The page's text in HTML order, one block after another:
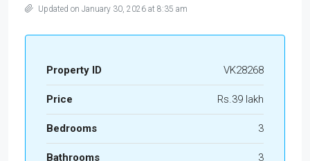
Updated on January 30, 2026 at 8:35 am
Property ID VK28268
Price Rs.39 lakh
Bedrooms 3
Bathrooms 3